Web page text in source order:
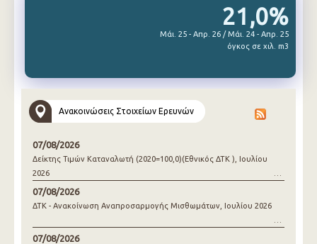
21,0%
Μάι. 25 - Απρ. 26 / Μάι. 24 - Απρ. 25
όγκος σε χιλ. m3
Ανακοινώσεις Στοιχείων Ερευνών
07/08/2026
Δείκτης Τιμών Καταναλωτή (2020=100,0)(Εθνικός ΔΤΚ ), Ιουλίου
2026
07/08/2026
ΔΤΚ - Ανακοίνωση Αναπροσαρμογής Μισθωμάτων, Ιουλίου 2026
07/08/2026